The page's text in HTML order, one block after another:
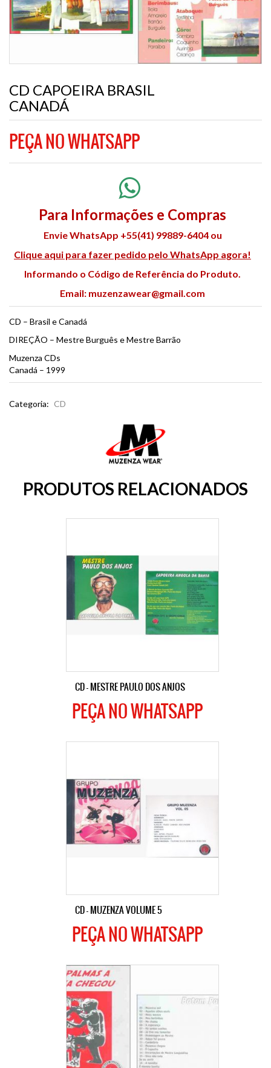
CD CAPOEIRA BRASIL
CANADÁ
PEÇA NO WHATSAPP
Para Informações e Compras
Envie WhatsApp +55(41) 99889-6404 ou
Clique aqui para fazer pedido pelo WhatsApp agora!
Informando o Código de Referência do Produto.
Email: muzenzawear@gmail.com
CD – Brasil e Canadá
DIREÇÃO – Mestre Burguês e Mestre Barrão
Muzenza CDs
Canadá – 1999
Categoria: CD
PRODUTOS RELACIONADOS
CD – MESTRE PAULO DOS ANJOS
PEÇA NO WHATSAPP
CD – MUZENZA VOLUME 5
PEÇA NO WHATSAPP